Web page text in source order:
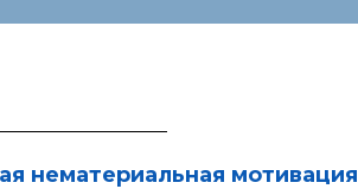
нематериальная мотивация